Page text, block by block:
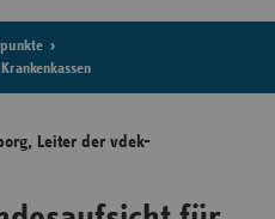
der
Leiter der vdek-